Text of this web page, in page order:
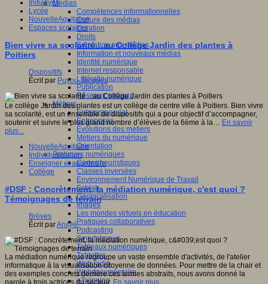
Médias
Compétences informationnelles
Culture des médias
Curation
Droits
Education aux médias
Information et nouveaux médias
Identité numérique
Internet responsable
Littératie numérique
Publication
Réseaux sociaux
Métiers
Entrepreneuriat
Entreprises
Evolutions des métiers
Métiers du numérique
Orientation
Pratiques numériques
Cartes heuristiques
Classes inversées
Environnement Numérique de Travail
Fablab
Géolocalisation
Images
Les mondes virtuels en éducation
Pratiques collaboratives
Podcasting
Smartphones
Tableaux numériques
Tablettes
Web radio
Webdocumentaire
eTwinning
Initiatives
Lycée
NouvelleAquitaine
Espaces scolaires
Bien vivre sa scolarité…au Collège Jardin des plantes à
Poitiers
Dispositifs
Écrit par Puyou Jacques
Le collège Jardin des plantes est un collège de centre ville à Poitiers. Bien vivre
sa scolarité, est un ensemble de dispositifs qui a pour objectif d’accompagner,
soutenir et suivre le plus grand nombre d’élèves de la 6ème à la… En savoir
plus...
NouvelleAquitaine
Individualisation
Enseigner et apprendre
Collège
#DSF : Concrètement, la médiation numérique, c'est quoi ?
Témoignages de terrain
Brèves
Écrit parAn@é
La médiation numérique regroupe un vaste ensemble d'activités, de l'atelier
informatique à la visualisation citoyenne de données. Pour mettre de la chair et
des exemples concrets derrière ces termes abstraits, nous avons donné la